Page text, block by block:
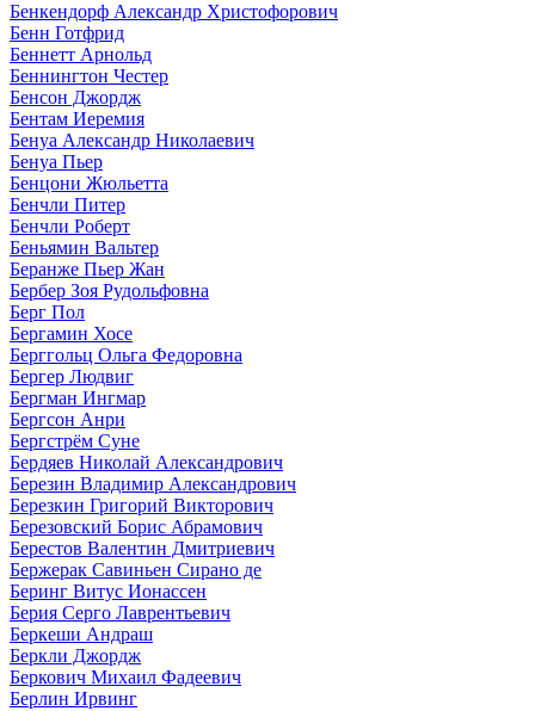
Бенкендорф Александр Христофорович
Бенн Готфрид
Беннетт Арнольд
Беннингтон Честер
Бенсон Джордж
Бентам Иеремия
Бенуа Александр Николаевич
Бенуа Пьер
Бенцони Жюльетта
Бенчли Питер
Бенчли Роберт
Беньямин Вальтер
Беранже Пьер Жан
Бербер Зоя Рудольфовна
Берг Пол
Бергамин Хосе
Берггольц Ольга Федоровна
Бергер Людвиг
Бергман Ингмар
Бергсон Анри
Бергстрём Суне
Бердяев Николай Александрович
Березин Владимир Александрович
Березкин Григорий Викторович
Березовский Борис Абрамович
Берестов Валентин Дмитриевич
Бержерак Савиньен Сирано де
Беринг Витус Ионассен
Берия Серго Лаврентьевич
Беркеши Андраш
Беркли Джордж
Беркович Михаил Фадеевич
Берлин Ирвинг